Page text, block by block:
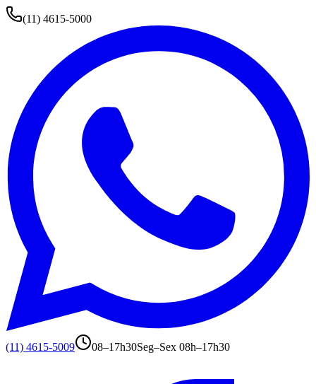
(11) 4615-5000
(11) 4615-5009 08–17h30Seg–Sex 08h–17h30